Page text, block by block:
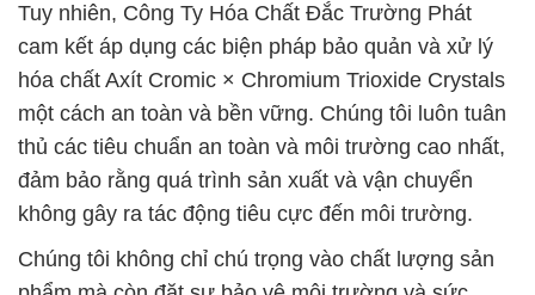
Tuy nhiên, Công Ty Hóa Chất Đắc Trường Phát
cam kết áp dụng các biện pháp bảo quản và xử lý
hóa chất Axít Cromic × Chromium Trioxide Crystals
một cách an toàn và bền vững. Chúng tôi luôn tuân
thủ các tiêu chuẩn an toàn và môi trường cao nhất,
đảm bảo rằng quá trình sản xuất và vận chuyển
không gây ra tác động tiêu cực đến môi trường.
Chúng tôi không chỉ chú trọng vào chất lượng sản